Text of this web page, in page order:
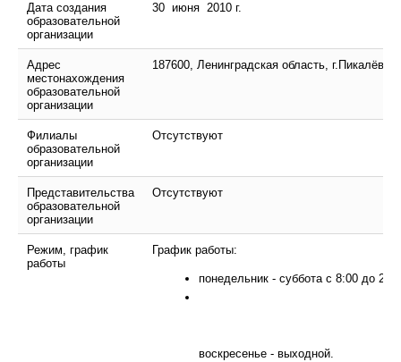
Дата создания
образовательной
организации
30 июня 2010 г.
Адрес
местонахождения
образовательной
организации
187600, Ленинградская область,
Филиалы
образовательной
организации
Отсутствуют
Представительства
образовательной
организации
Отсутствуют
Режим, график
работы
График работы:
понедельник - суббота с 8:00 до
воскресенье - выходной.